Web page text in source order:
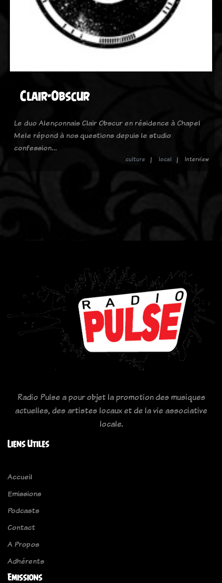
Clair-Obscur
Le duo Alençonnais Clair Obscur en résidence à Chapel
Mele répond à nos questions depuis le studio
confession…
culture local Interview
Radio Pulse a pour objet la promotion des musiques
actuelles, des artistes locaux et de la vie associative
locale.
Liens Utiles
Accueil
Emissions
Podcasts
Contact
A Propos
Adhérents
Emissions